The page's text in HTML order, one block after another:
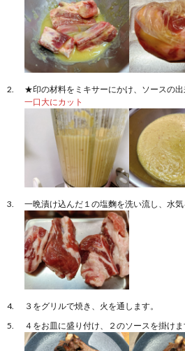
★印の材料をミキサーにかけ、ソースの
一口大にカット
一晩漬け込んだ１の塩麴を洗い流し、水気
３をグリルで焼き、火を通します。
４をお皿に盛り付け、２のソースを掛けま